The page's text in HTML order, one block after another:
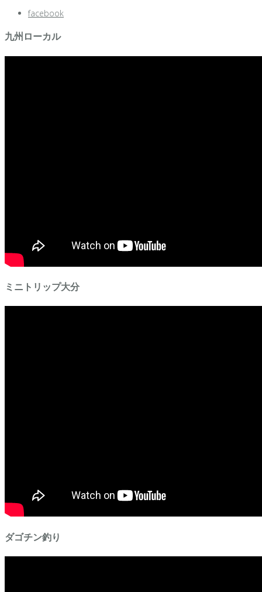
facebook
九州ローカル
ミニトリップ大分
ダゴチン釣り